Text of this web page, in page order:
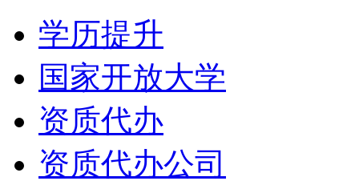
学历提升
国家开放大学
资质代办
资质代办公司